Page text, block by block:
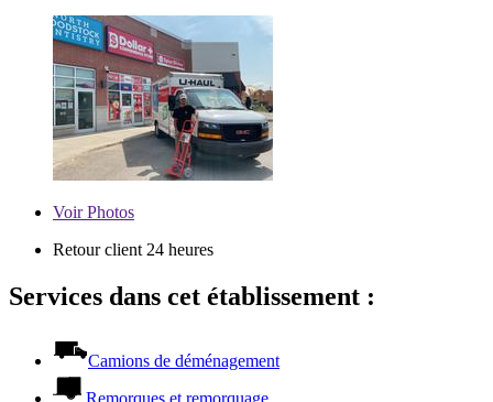
VoirPhotos
Retour client 24 heures
Services dans cet établissement :
Camions de déménagement